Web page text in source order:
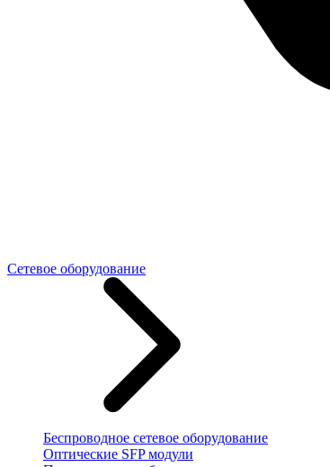
Сетевое оборудование
Беспроводное сетевое оборудование
Оптические SFP модули